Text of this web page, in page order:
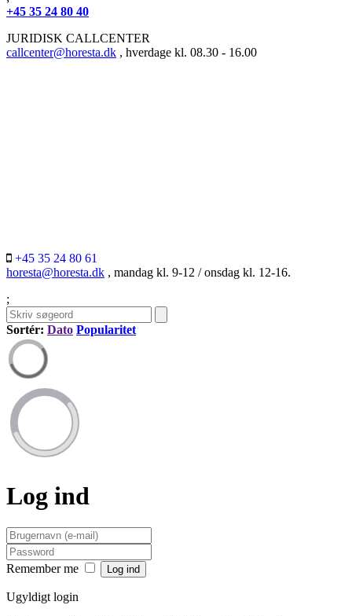
+45 35 24 80 40
JURIDISK CALLCENTER
callcenter@horesta.dk , hverdage kl. 08.30 - 16.00
+45 35 24 80 61
horesta@horesta.dk , mandag kl. 9-12 / onsdag kl. 12-16.
;
Sortér: Dato Popularitet
Log ind
Remember me
Ugyldigt login